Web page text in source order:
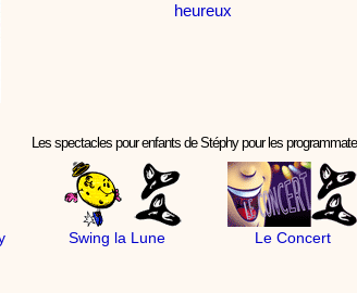
heureux
Les spectacles pour enfants de Stéphy pour les
Swing la Lune Le Concert